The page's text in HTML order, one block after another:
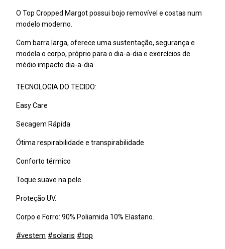
O Top Cropped Margot possui bojo removível e costas num
modelo moderno.
Com barra larga, oferece uma sustentação, segurança e
modela o corpo, próprio para o dia-a-dia e exercícios de
médio impacto dia-a-dia.
TECNOLOGIA DO TECIDO:
Easy Care
Secagem Rápida
Ótima respirabilidade e transpirabilidade
Conforto térmico
Toque suave na pele
Proteção UV.
Corpo e Forro: 90% Poliamida 10% Elastano.
#vestem #solaris #top